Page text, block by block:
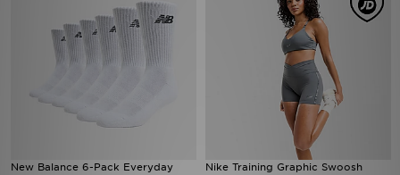
New Balance 6-Pack Everyday
Nike Training Graphic Swoosh